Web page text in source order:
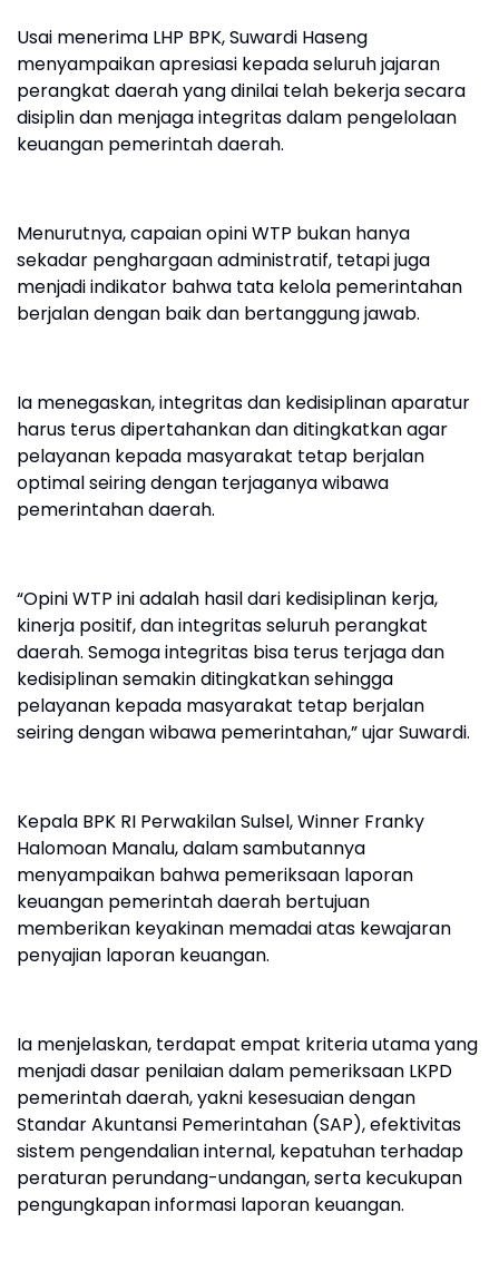
Usai menerima LHP BPK, Suwardi Haseng
menyampaikan apresiasi kepada seluruh jajaran
perangkat daerah yang dinilai telah bekerja secara
disiplin dan menjaga integritas dalam pengelolaan
keuangan pemerintah daerah.
Menurutnya, capaian opini WTP bukan hanya
sekadar penghargaan administratif, tetapi juga
menjadi indikator bahwa tata kelola pemerintahan
berjalan dengan baik dan bertanggung jawab.
Ia menegaskan, integritas dan kedisiplinan aparatur
harus terus dipertahankan dan ditingkatkan agar
pelayanan kepada masyarakat tetap berjalan
optimal seiring dengan terjaganya wibawa
pemerintahan daerah.
“Opini WTP ini adalah hasil dari kedisiplinan kerja,
kinerja positif, dan integritas seluruh perangkat
daerah. Semoga integritas bisa terus terjaga dan
kedisiplinan semakin ditingkatkan sehingga
pelayanan kepada masyarakat tetap berjalan
seiring dengan wibawa pemerintahan,” ujar Suwardi.
Kepala BPK RI Perwakilan Sulsel, Winner Franky
Halomoan Manalu, dalam sambutannya
menyampaikan bahwa pemeriksaan laporan
keuangan pemerintah daerah bertujuan
memberikan keyakinan memadai atas kewajaran
penyajian laporan keuangan.
Ia menjelaskan, terdapat empat kriteria utama yang
menjadi dasar penilaian dalam pemeriksaan LKPD
pemerintah daerah, yakni kesesuaian dengan
Standar Akuntansi Pemerintahan (SAP), efektivitas
sistem pengendalian internal, kepatuhan terhadap
peraturan perundang-undangan, serta kecukupan
pengungkapan informasi laporan keuangan.